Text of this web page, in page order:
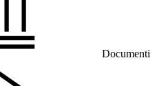
Documenti